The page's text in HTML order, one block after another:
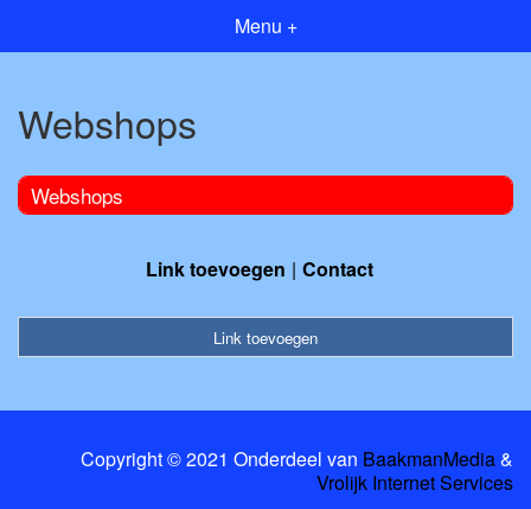
Menu +
Webshops
Webshops
Link toevoegen Contact
Link toevoegen
Copyright © 2021 Onderdeel van BaakmanMedia&
Vrolijk Internet Services